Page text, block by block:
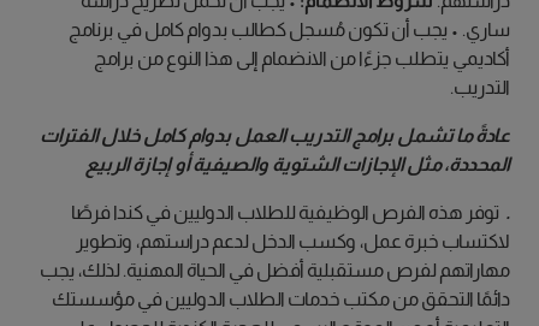
ساري. • يجب أن تكون مُسجل كطالب بدوام كامل في برنامج
أكاديمي يتطلب جزءًا من الانضمام إلى هذا النوع من برامج
التدريب.
عادةً ما تشمل برامج التدريب العمل بدوام كامل خلال الفترات
المحددة، مثل الإجازات الشتوية والصيفية أو إجازة الربيع
. توفر هذه الفرص الوظيفية للطلاب الدوليين في كندا فرصًا
لاكتساب خبرة عمل، وكسب الدخل لدعم دراستهم، وتطوير
مهاراتهم لفرص مستقبلية أفضل في الحياة المهنية. لذلك، يجب
دائمًا التحقق من مكتب خدمات الطلاب الدوليين في مؤسستك